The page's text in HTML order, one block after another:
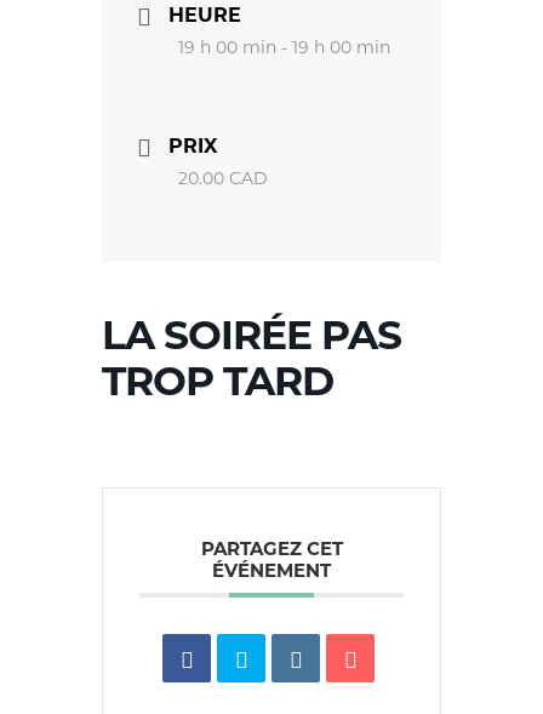
HEURE
19 h 00 min - 19 h 00 min
PRIX
20.00 CAD
LA SOIRÉE PAS
TROP TARD
PARTAGEZ CET
ÉVÉNEMENT